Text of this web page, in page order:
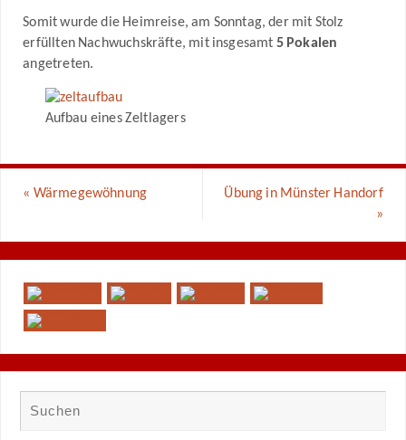
Somit wurde die Heimreise, am Sonntag, der mit Stolz
erfüllten Nachwuchskräfte, mit insgesamt 5 Pokalen
angetreten.
Aufbau eines Zeltlagers
« Wärmegewöhnung
Übung in Münster Handorf
»